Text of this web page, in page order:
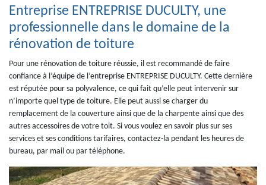
Entreprise ENTREPRISE DUCULTY, une
professionnelle dans le domaine de la
rénovation de toiture
Pour une rénovation de toiture réussie, il est recommandé de faire
confiance à l’équipe de l’entreprise ENTREPRISE DUCULTY. Cette dernière
est réputée pour sa polyvalence, ce qui fait qu’elle peut intervenir sur
n’importe quel type de toiture. Elle peut aussi se charger du
remplacement de la couverture ainsi que de la charpente ainsi que des
autres accessoires de votre toit. Si vous voulez en savoir plus sur ses
services et ses conditions tarifaires, contactez-la pendant les heures de
bureau, par mail ou par téléphone.